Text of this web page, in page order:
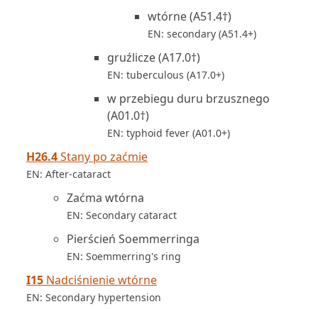
wtórne (A51.4†)
EN: secondary (A51.4+)
gruźlicze (A17.0†)
EN: tuberculous (A17.0+)
w przebiegu duru brzusznego
(A01.0†)
EN: typhoid fever (A01.0+)
H26.4Stany po zaćmie
EN: After-cataract
Zaćma wtórna
EN: Secondary cataract
Pierścień Soemmerringa
EN: Soemmerring's ring
I15 Nadciśnienie wtórne
EN: Secondary hypertension